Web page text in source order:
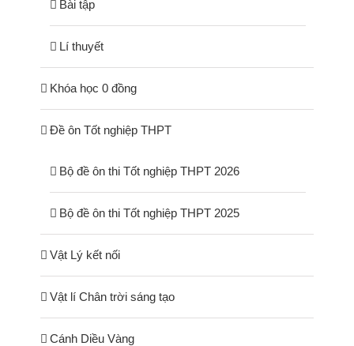
Bài tập
Lí thuyết
Khóa học 0 đồng
Đề ôn Tốt nghiệp THPT
Bộ đề ôn thi Tốt nghiệp THPT 2026
Bộ đề ôn thi Tốt nghiệp THPT 2025
Vật Lý kết nối
Vật lí Chân trời sáng tạo
Cánh Diều Vàng